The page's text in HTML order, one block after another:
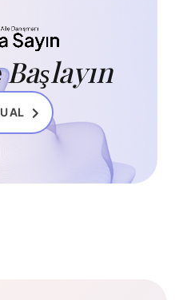
Başlayın
AL